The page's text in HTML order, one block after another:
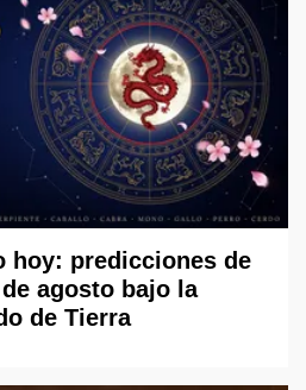
hoy: predicciones de
agosto bajo la
de Tierra